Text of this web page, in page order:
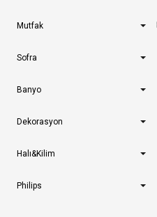
Mutfak
Sofra
Banyo
Dekorasyon
Halı&Kilim
Philips